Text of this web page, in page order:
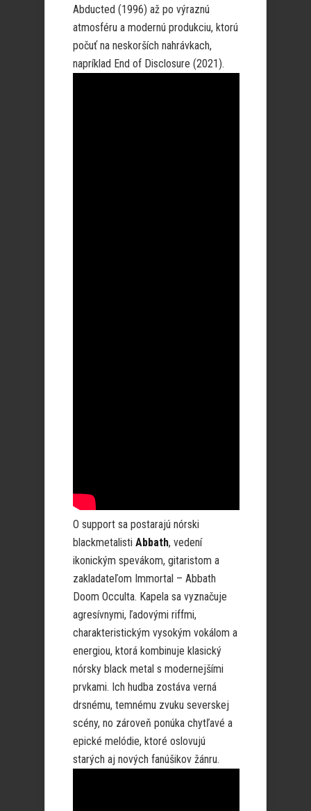
Abducted (1996) až po výraznú
atmosféru a modernú produkciu, ktorú
počuť na neskorších nahrávkach,
napríklad End of Disclosure (2021).
O support sa postarajú nórski
blackmetalisti Abbath, vedení
ikonickým spevákom, gitaristom a
zakladateľom Immortal – Abbath
Doom Occulta. Kapela sa vyznačuje
agresívnymi, ľadovými riffmi,
charakteristickým vysokým vokálom a
energiou, ktorá kombinuje klasický
nórsky black metal s modernejšími
prvkami. Ich hudba zostáva verná
drsnému, temnému zvuku severskej
scény, no zároveň ponúka chytľavé a
epické melódie, ktoré oslovujú
starých aj nových fanúšikov žánru.